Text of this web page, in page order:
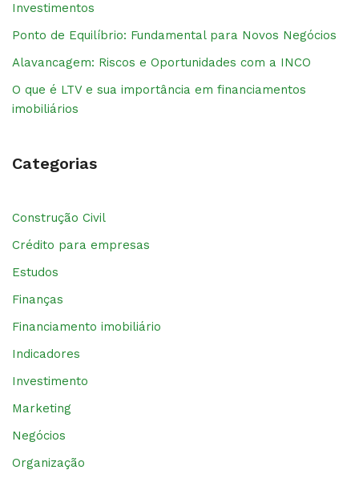
Investimentos
Ponto de Equilíbrio: Fundamental para Novos Negócios
Alavancagem: Riscos e Oportunidades com a INCO
O que é LTV e sua importância em financiamentos
imobiliários
Categorias
Construção Civil
Crédito para empresas
Estudos
Finanças
Financiamento imobiliário
Indicadores
Investimento
Marketing
Negócios
Organização